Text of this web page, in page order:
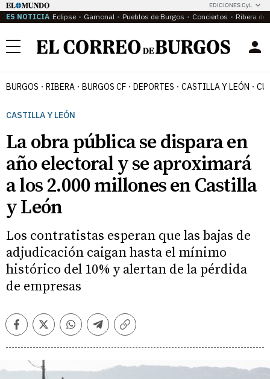
EDICIONES CyL
ES NOTICIA Eclipse Gamonal Pueblos de Burgos Conciertos Ribera del
Menú
BURGOS RIBERA BURGOS CF DEPORTES CASTILLA Y LEÓN
CASTILLA Y LEÓN
La obra pública se dispara en
año electoral y se aproximará
a los 2.000 millones en Castilla
y León
Los contratistas esperan que las bajas de
adjudicación caigan hasta el mínimo
histórico del 10% y alertan de la pérdida
de empresas
FacebookTwitterWhatsappTelegramCopiar